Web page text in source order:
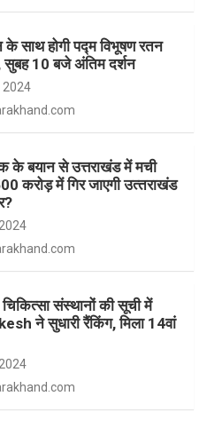
के साथ होगी पद्म विभूषण रतन
सुबह 10 बजे अंतिम दर्शन
2024
के बयान से उत्तराखंड में मची
करोड़ में गिर जाएगी उत्‍तराखंड
संस्थानों की सूची में
ने सुधारी रैंकिंग, मिला 14वां